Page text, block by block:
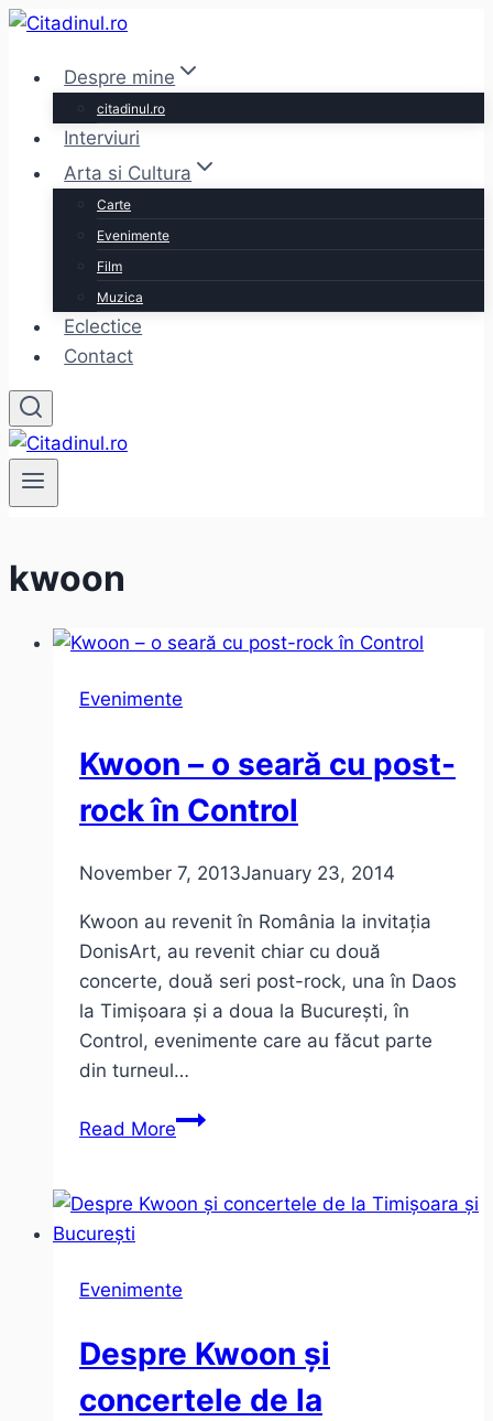
Skip
contentDespre mine
citadinul.ro
Interviuri
Arta si Cultura
Carte
Evenimente
Film
Muzica
Eclectice
Contact
kwoon
Evenimente
Kwoon – o seară cu post-
rock în Control
November 7, 2013January 23, 2014
Kwoon au revenit în România la invitația
DonisArt, au revenit chiar cu două
concerte, două seri post-rock, una în Daos
la Timișoara și a doua la București, în
Control, evenimente care au făcut parte
din turneul…
Read MoreKwoon
seară
rock
Control
Evenimente
Despre Kwoon și
concertele de la